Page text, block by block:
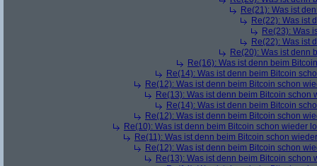
Re(21): Was ist
Re(22): Was ist
Re(23): Was
Re(22): Was ist
Re(20): Was ist denn
Re(16): Was ist denn beim
Re(14): Was ist denn beim Bitcoin
Re(12): Was ist denn beim Bitcoin schon
Re(13): Was ist denn beim Bitcoin schon
Re(14): Was ist denn beim Bitcoin
Re(12): Was ist denn beim Bitcoin schon
Re(10): Was ist denn beim Bitcoin schon wieder
Re(11): Was ist denn beim Bitcoin schon
Re(12): Was ist denn beim Bitcoin schon
Re(13): Was ist denn beim Bitcoin schon